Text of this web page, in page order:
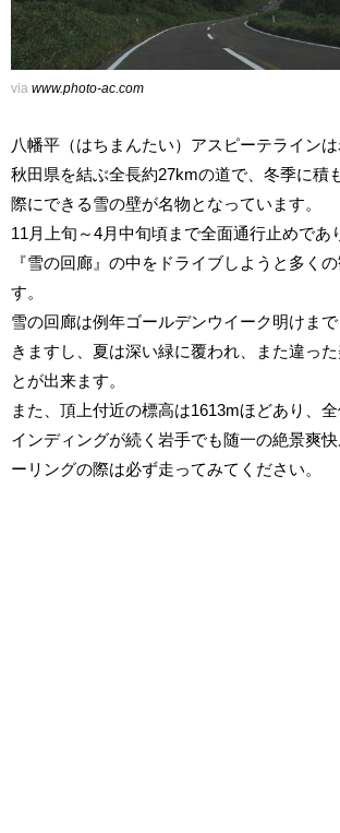
via www.photo-ac.com
八幡平（はちまんたい）アスピーテライン
秋田県を結ぶ全長約27kmの道で、冬季に積
際にできる雪の壁が名物となっています。
11月上旬～4月中旬頃まで全面通行止めであ
『雪の回廊』の中をドライブしようと多く
す。
雪の回廊は例年ゴールデンウイーク明けま
きますし、夏は深い緑に覆われ、また違っ
とが出来ます。
また、頂上付近の標高は1613mほどあり、
インディングが続く岩手でも随一の絶景爽
ーリングの際は必ず走ってみてください。